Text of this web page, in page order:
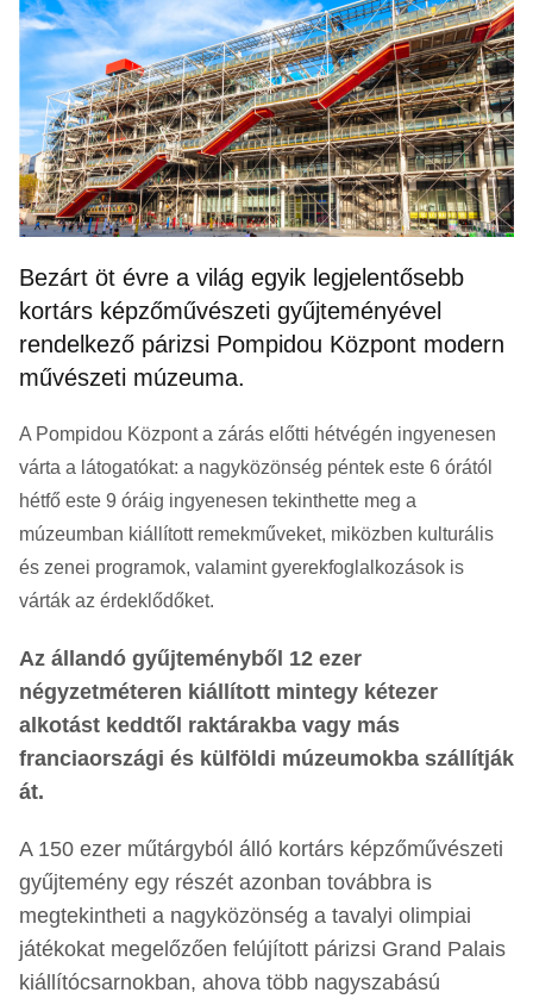
Bezárt öt évre a világ egyik legjelentősebb
kortárs képzőművészeti gyűjteményével
rendelkező párizsi Pompidou Központ modern
művészeti múzeuma.
A Pompidou Központ a zárás előtti hétvégén ingyenesen
várta a látogatókat: a nagyközönség péntek este 6 órától
hétfő este 9 óráig ingyenesen tekinthette meg a
múzeumban kiállított remekműveket, miközben kulturális
és zenei programok, valamint gyerekfoglalkozások is
várták az érdeklődőket.
Az állandó gyűjteményből 12 ezer
négyzetméteren kiállított mintegy kétezer
alkotást keddtől raktárakba vagy más
franciaországi és külföldi múzeumokba szállítják
át.
A 150 ezer műtárgyból álló kortárs képzőművészeti
gyűjtemény egy részét azonban továbbra is
megtekintheti a nagyközönség a tavalyi olimpiai
játékokat megelőzően felújított párizsi Grand Palais
kiállítócsarnokban, ahova több nagyszabású